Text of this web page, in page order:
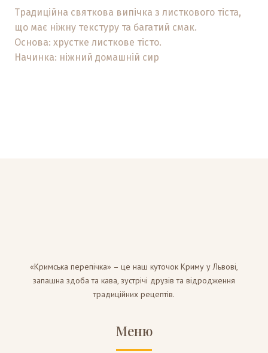
Традиційна святкова випічка з листкового тіста,
що має ніжну текстуру та багатий смак.
Основа: хрустке листкове тісто.
Начинка: ніжний домашній сир
«Кримська перепічка» – це наш куточок Криму у Львові,
запашна здоба та кава, зустрічі друзів та відродження
традиційних рецептів.
Меню